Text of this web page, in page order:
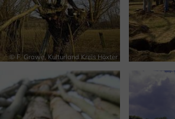
© F. Grawe, Kulturland Kreis Höxter